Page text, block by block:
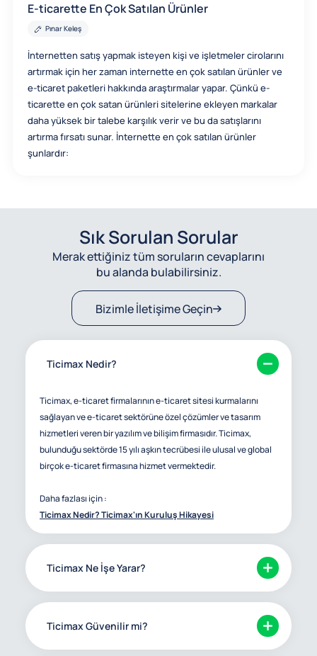
E-ticarette En Çok Satılan Ürünler
Pınar Keleş
İnternetten satış yapmak isteyen kişi ve işletmeler cirolarını
artırmak için her zaman internette en çok satılan ürünler ve
e-ticaret paketleri hakkında araştırmalar yapar. Çünkü e-
ticarette en çok satan ürünleri sitelerine ekleyen markalar
daha yüksek bir talebe karşılık verir ve bu da satışlarını
artırma fırsatı sunar. İnternette en çok satılan ürünler
şunlardır:
Sık Sorulan Sorular
Merak ettiğiniz tüm soruların cevaplarını
bu alanda bulabilirsiniz.
Bizimle İletişime Geçin
Ticimax Nedir?
Ticimax, e-ticaret firmalarının e-ticaret sitesi kurmalarını
sağlayan ve e-ticaret sektörüne özel çözümler ve tasarım
hizmetleri veren bir yazılım ve bilişim firmasıdır. Ticimax,
bulunduğu sektörde 15 yılı aşkın tecrübesi ile ulusal ve global
birçok e-ticaret firmasına hizmet vermektedir.
Daha fazlası için :
Ticimax Nedir? Ticimax'ın Kuruluş Hikayesi
Ticimax Ne İşe Yarar?
Ticimax Güvenilir mi?